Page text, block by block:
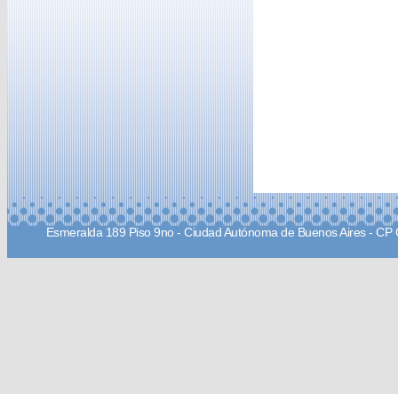
Esmeralda 189 Piso 9no - Ciudad Autónoma de Buenos Aires -